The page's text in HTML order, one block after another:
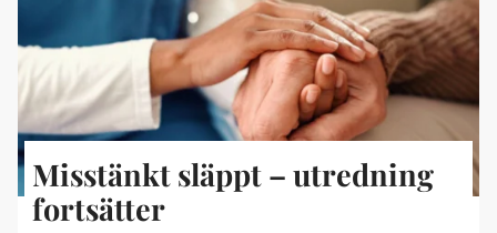
Misstänkt släppt – utredning
fortsätter